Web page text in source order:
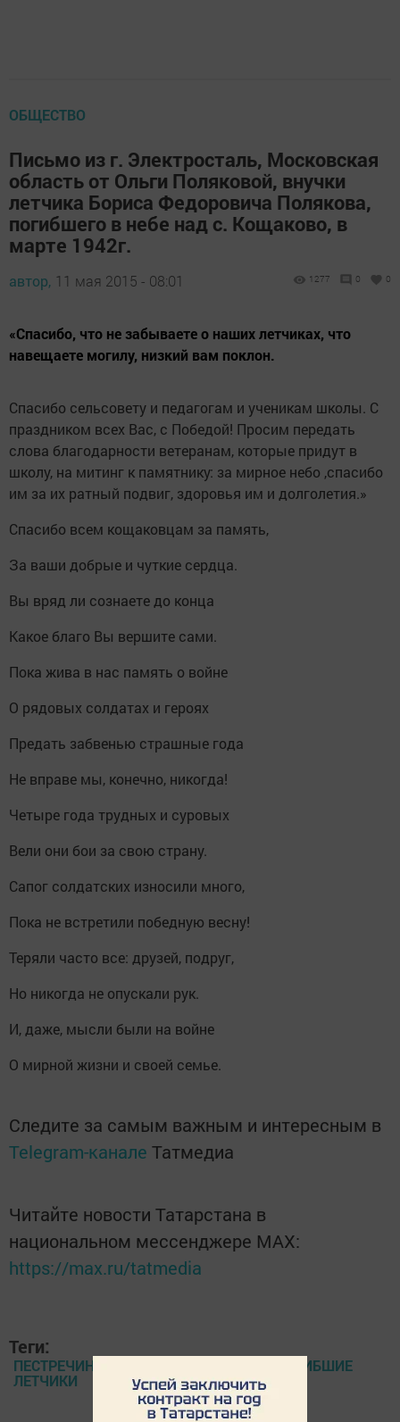
ОБЩЕСТВО
Письмо из г. Электросталь, Московская
область от Ольги Поляковой, внучки
летчика Бориса Федоровича Полякова,
погибшего в небе над с. Кощаково, в
марте 1942г.
автор, 11 мая 2015 - 08:01 1277 0 0
«Спасибо, что не забываете о наших летчиках, что
навещаете могилу, низкий вам поклон.
Спасибо сельсовету и педагогам и ученикам школы. С
праздником всех Вас, с Победой! Просим передать
слова благодарности ветеранам, которые придут в
школу, на митинг к памятнику: за мирное небо ,спасибо
им за их ратный подвиг, здоровья им и долголетия.»
Спасибо всем кощаковцам за память,
За ваши добрые и чуткие сердца.
Вы вряд ли сознаете до конца
Какое благо Вы вершите сами.
Пока жива в нас память о войне
О рядовых солдатах и героях
Предать забвенью страшные года
Не вправе мы, конечно, никогда!
Четыре года трудных и суровых
Вели они бои за свою страну.
Сапог солдатских износили много,
Пока не встретили победную весну!
Теряли часто все: друзей, подруг,
Но никогда не опускали рук.
И, даже, мысли были на войне
О мирной жизни и своей семье.
Следите за самым важным и интересным в
Telegram-канале Татмедиа
Читайте новости Татарстана в
национальном мессенджере MАХ:
https://max.ru/tatmedia
Теги:
ПЕСТРЕЧИНСКИЙ РАЙОН, КОЩАКОВО, ПОГИБШИЕ
ЛЕТЧИКИ